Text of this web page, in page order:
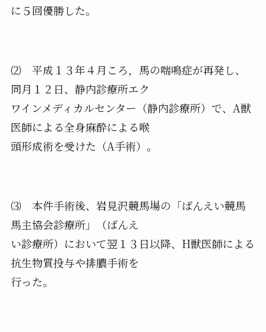
に５回優勝した。
⑵ 平成１３年４月ころ，馬の喘鳴症が再発し、
同月１２日、静内診療所エク
ワインメディカルセンター（静内診療所）で、A獣
医師による全身麻酔による喉
頭形成術を受けた（A手術）。
⑶ 本件手術後、岩見沢競馬場の「ばんえい競馬
馬主協会診療所」（ばんえ
い診療所）において翌１３日以降、H獣医師による
抗生物質投与や排膿手術を
行った。